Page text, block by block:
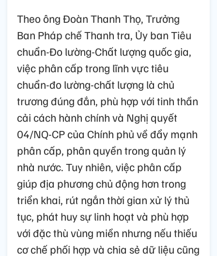
Theo ông Đoàn Thanh Thọ, Trưởng
Ban Pháp chế Thanh tra, Ủy ban Tiêu
chuẩn-Đo lường-Chất lượng quốc gia,
việc phân cấp trong lĩnh vực tiêu
chuẩn-đo lường-chất lượng là chủ
trương đúng đắn, phù hợp với tinh thần
cải cách hành chính và Nghị quyết
04/NQ-CP của Chính phủ về đẩy mạnh
phân cấp, phân quyền trong quản lý
nhà nước. Tuy nhiên, việc phân cấp
giúp địa phương chủ động hơn trong
triển khai, rút ngắn thời gian xử lý thủ
tục, phát huy sự linh hoạt và phù hợp
với đặc thù vùng miền nhưng nếu thiếu
cơ chế phối hợp và chia sẻ dữ liệu cũng